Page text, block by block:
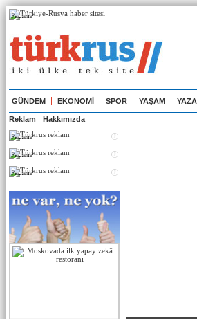
Реклама
GÜNDEM EKONOMİ SPOR YAŞAM
Reklam Hakkımızda
Реклама
Реклама
Реклама